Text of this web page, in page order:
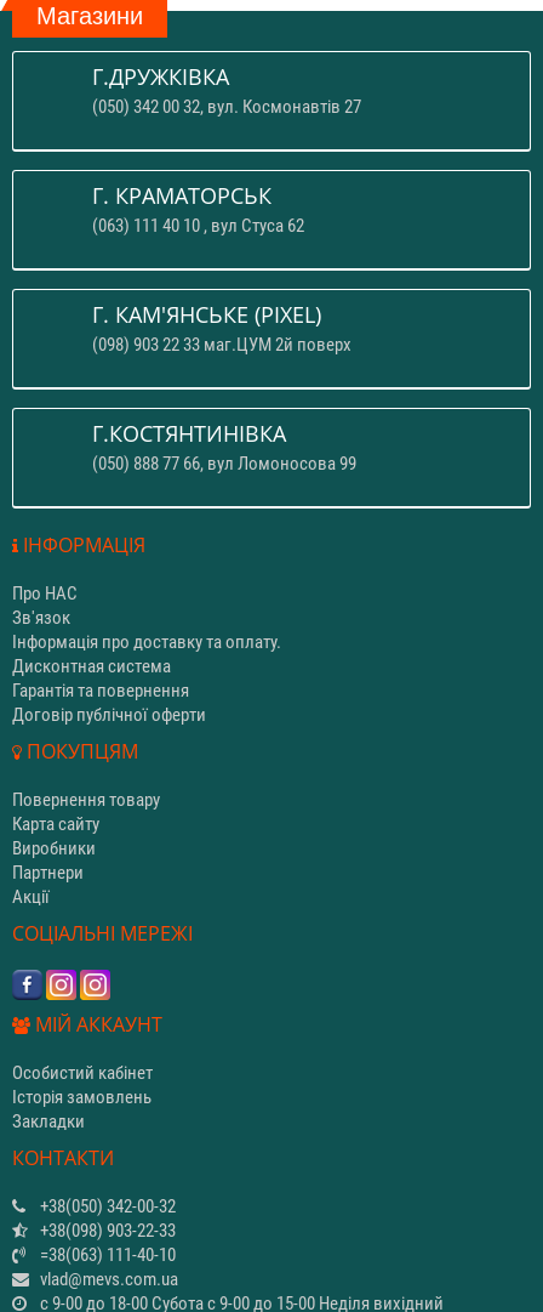
Магазини
Г.ДРУЖКІВКА
(050) 342 00 32, вул. Космонавтів 27
Г. КРАМАТОРСЬК
(063) 111 40 10 , вул Стуса 62
Г. КАМ'ЯНСЬКЕ (PIXEL)
(098) 903 22 33 маг.ЦУМ 2й поверх
Г.КОСТЯНТИНІВКА
(050) 888 77 66, вул Ломоносова 99
ІНФОРМАЦІЯ
Про НАС
Зв'язок
Інформація про доставку та оплату.
Дисконтная система
Гарантія та повернення
Договір публічної оферти
ПОКУПЦЯМ
Повернення товару
Карта сайту
Виробники
Партнери
Акції
СОЦІАЛЬНІ МЕРЕЖІ
МІЙ АККАУНТ
Особистий кабінет
Історія замовлень
Закладки
КОНТАКТИ
+38(050) 342-00-32
+38(098) 903-22-33
=38(063) 111-40-10
vlad@mevs.com.ua
с 9-00 до 18-00 Субота с 9-00 до 15-00 Неділя вихідний